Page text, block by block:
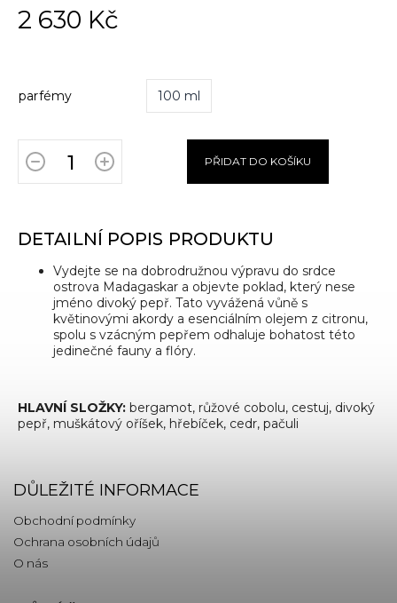
parfémy 100 ml
2 630 Kč
PŘIDAT DO KOŠÍKU
DETAILNÍ POPIS PRODUKTU
Vydejte se na dobrodružnou výpravu do srdce
ostrova Madagaskar a objevte poklad, který nese
jméno divoký pepř. Tato vyvážená vůně s
květinovými akordy a esenciálním olejem z citronu,
spolu s vzácným pepřem odhaluje bohatost této
jedinečné fauny a flóry.
HLAVNÍ SLOŽKY: bergamot, růžové cobolu, cestuj, divoký
pepř, muškátový oříšek, hřebíček, cedr, pačuli
DŮLEŽITÉ INFORMACE
Obchodní podmínky
Ochrana osobních údajů
O nás